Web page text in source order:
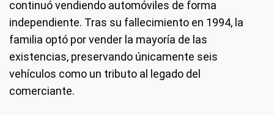
continuó vendiendo automóviles de forma
independiente. Tras su fallecimiento en 1994, la
familia optó por vender la mayoría de las
existencias, preservando únicamente seis
vehículos como un tributo al legado del
comerciante.